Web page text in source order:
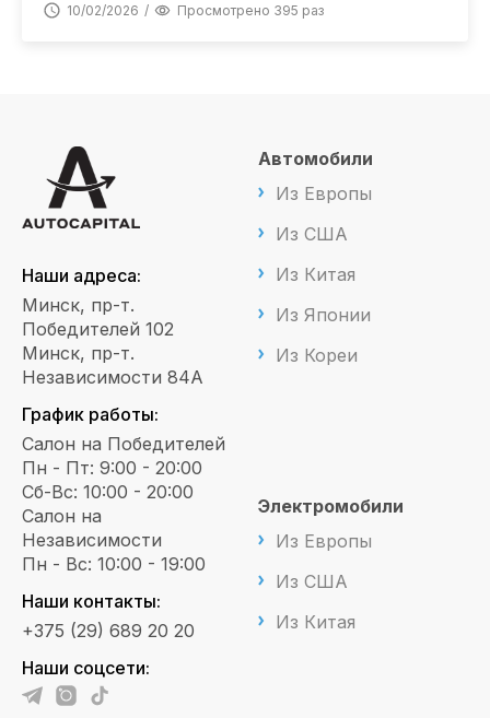
10/02/2026 Просмотрено 395 раз
Наши адреса:
Минск, пр-т.
Победителей 102
Минск, пр-т.
Независимости 84А
График работы:
Салон на Победителей
Пн - Пт: 9:00 - 20:00
Сб-Вс: 10:00 - 20:00
Салон на
Независимости
Пн - Вс: 10:00 - 19:00
Наши контакты:
+375 (29) 689 20 20
Наши соцсети:
Автомобили
Из Европы
Из США
Из Китая
Из Японии
Из Кореи
Электромобили
Из Европы
Из США
Из Китая